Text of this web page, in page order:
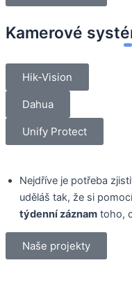
Kamerové
Hik-Vision
Dahua
Unify Protect
Nejdříve je potřeba
uděláš tak, že si
týdenní záznam toho,
Naše projekty